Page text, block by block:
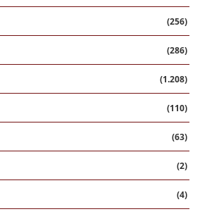
(256)
(286)
(1.208)
(110)
(63)
(2)
(4)